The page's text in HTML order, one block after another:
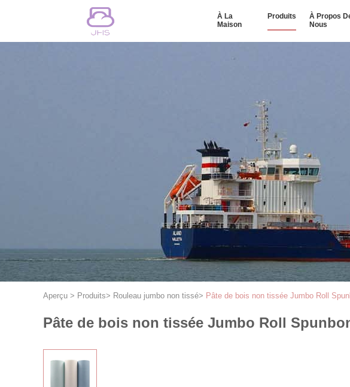
À La
Maison
Produits
À Propos
Nous
Aperçu > Produits> Rouleau jumbo non tissé> Pâte de bois non tissée Jumbo Roll
Pâte de bois non tissée Jumbo Roll